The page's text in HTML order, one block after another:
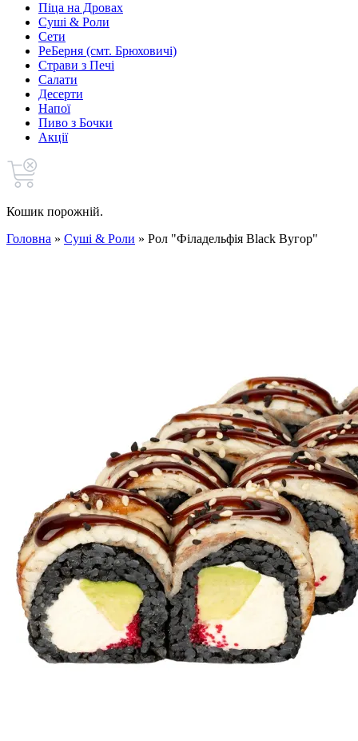
Піца на Дровах
Cуші & Роли
Сети
РеБерня (смт. Брюховичі)
Страви з Печі
Салати
Десерти
Напої
Пиво з Бочки
Акції
Кошик порожній.
Головна » Cуші & Роли » Рол "Філадельфія Black Вугор"